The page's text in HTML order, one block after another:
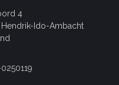
4
Hendrik-Ido-Ambacht